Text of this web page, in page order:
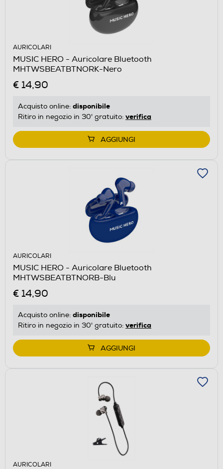
AURICOLARI
MUSIC HERO - Auricolare Bluetooth
MHTWSBEATBTNORK-Nero
€ 14,90
Acquisto online: disponibile
Ritiro in negozio in 30' gratuito: verifica
AGGIUNGI
AURICOLARI
MUSIC HERO - Auricolare Bluetooth
MHTWSBEATBTNORB-Blu
€ 14,90
Acquisto online: disponibile
Ritiro in negozio in 30' gratuito: verifica
AGGIUNGI
AURICOLARI